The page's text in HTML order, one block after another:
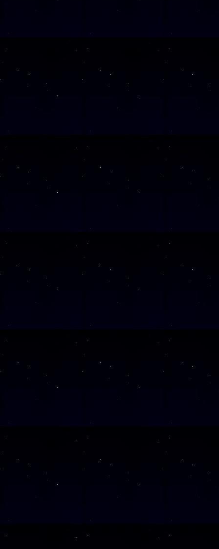
Alle